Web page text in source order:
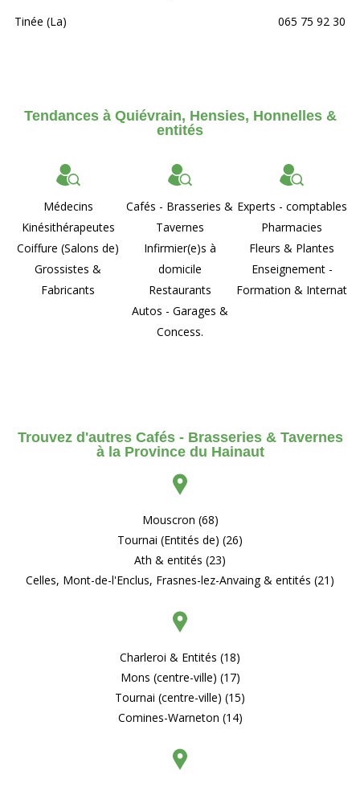
Tinée (La)
065 75 92 30
Tendances à Quiévrain, Hensies, Honnelles &
entités
Médecins
Kinésithérapeutes
Coiffure (Salons de)
Grossistes &
Fabricants
Cafés - Brasseries &
Tavernes
Infirmier(e)s à
domicile
Restaurants
Autos - Garages &
Concess.
Experts - comptables
Pharmacies
Fleurs & Plantes
Enseignement -
Formation & Internat
Trouvez d'autres Cafés - Brasseries & Tavernes
à la Province du Hainaut
Mouscron (68)
Tournai (Entités de) (26)
Ath & entités (23)
Celles, Mont-de-l'Enclus, Frasnes-lez-Anvaing & entités (21)
Charleroi & Entités (18)
Mons (centre-ville) (17)
Tournai (centre-ville) (15)
Comines-Warneton (14)